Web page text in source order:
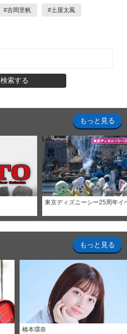
#吉岡里帆 #土屋太鳳
検索する
もっと見る
東京ディズニーシー25周年イ
もっと見る
橋本環奈